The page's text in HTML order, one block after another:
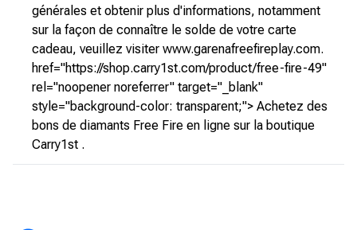
générales et obtenir plus d'informations, notamment
sur la façon de connaître le solde de votre carte
cadeau, veuillez visiter www.garenafreefireplay.com.
href="https://shop.carry1st.com/product/free-fire-49"
rel="noopener noreferrer" target="_blank"
style="background-color: transparent;"> Achetez des
bons de diamants Free Fire en ligne sur la boutique
Carry1st .